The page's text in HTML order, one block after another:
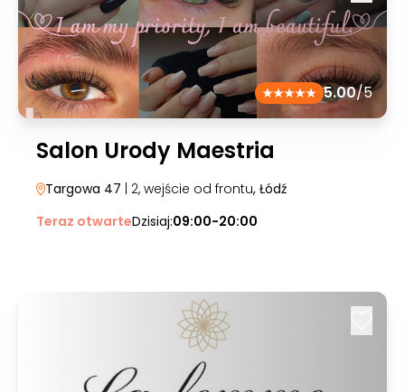
5.00/5
Salon Urody Maestria
Targowa 47 | 2, wejście od frontu, Łódź
Teraz otwarteDzisiaj:09:00-20:00